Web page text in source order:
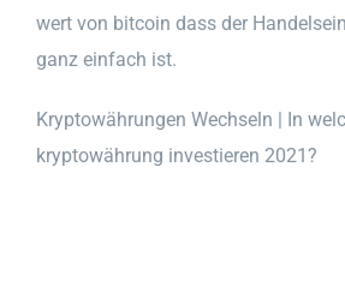
wert von bitcoin dass der
ganz einfach ist.
Kryptowährungen Wechseln | In
kryptowährung investieren 2021?